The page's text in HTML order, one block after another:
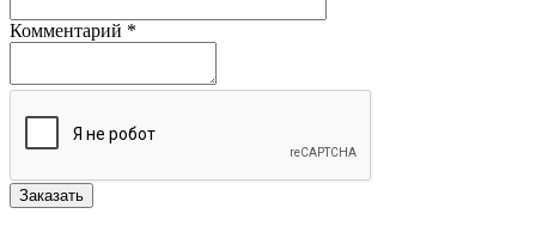
Комментарий *